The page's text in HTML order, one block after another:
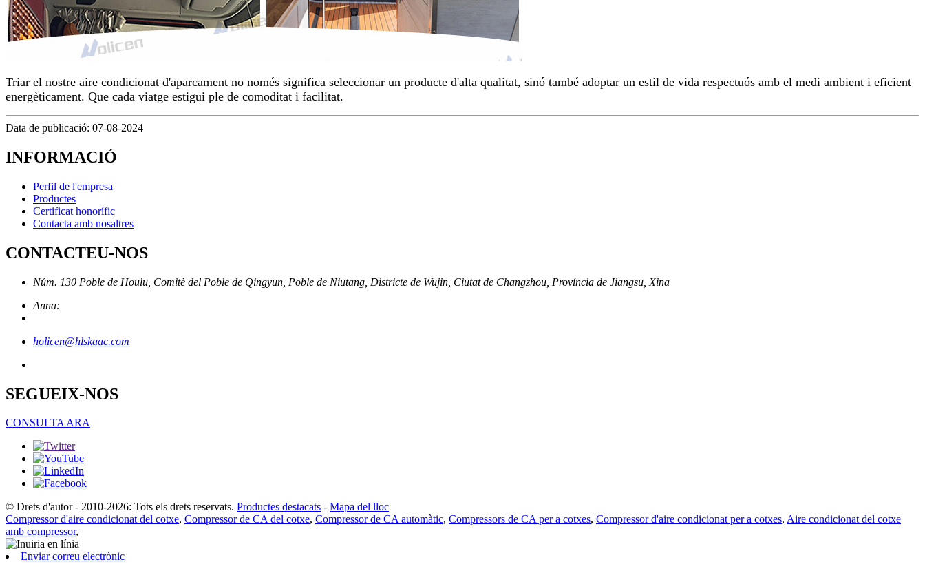
Triar el nostre aire condicionat d'aparcament no només significa seleccionar un producte d'alta qualitat, sinó també adoptar un estil de vida respectuós amb el medi ambient i eficient
energèticament. Que cada viatge estigui ple de comoditat i facilitat.
Data de publicació: 07-08-2024
INFORMACIÓ
Perfil de l'empresa
Productes
Certificat honorífic
Contacta amb nosaltres
CONTACTEU-NOS
Núm. 130 Poble de Houlu, Comitè del Poble de Qingyun, Poble de Niutang, Districte de Wujin, Ciutat de Changzhou, Província de Jiangsu, Xina
Anna:
holicen@hlskaac.com
SEGUEIX-NOS
CONSULTA ARA
© Drets d'autor - 2010-2026: Tots els drets reservats. Productes destacats - Mapa del lloc
Compressor d'aire condicionat del cotxe, Compressor de CA del cotxe, Compressor de CA automàtic, Compressors de CA per a cotxes, Compressor d'aire condicionat per a cotxes, Aire condicionat del cotxe
amb compressor,
Enviar correu electrònic